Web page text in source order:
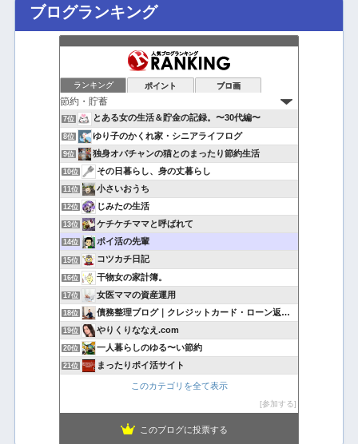
ブログランキング
ランキング ポイント ブロ画
7位 とある女の生活＆貯金の記録。〜30代編〜
8位 ゆり子のかくれ家・シニアライフログ
9位 独身オバチャンの猫とのまったり節約生活
10位 その日暮らし、身の丈暮らし
11位 小さいおうち
12位 じみたの生活
13位 ケチケチママと呼ばれて
14位 ポイ活の先輩
15位 コツカチ日記
16位 干物女の家計簿。
17位 女医ママの資産運用
18位 債務整理ブログ｜クレジットカード・ローン返済で悩んでいる方へ
19位 やりくりななえ.com
20位 一人暮らしのゆる〜い節約
21位 まったりポイ活サイト
このカテゴリを全て表示
参加する
このブログに投票する